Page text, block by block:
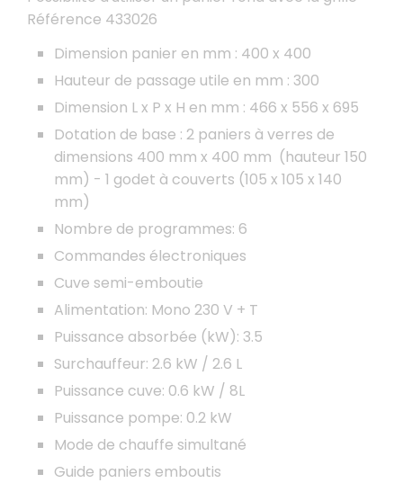
Référence 433026
Dimension panier en mm : 400 x 400
Hauteur de passage utile en mm : 300
Dimension L x P x H en mm : 466 x 556 x 695
Dotation de base : 2 paniers à verres de
dimensions 400 mm x 400 mm (hauteur 150
mm) - 1 godet à couverts (105 x 105 x 140
mm)
Nombre de programmes: 6
Commandes électroniques
Cuve semi-emboutie
Alimentation: Mono 230 V + T
Puissance absorbée (kW): 3.5
Surchauffeur: 2.6 kW / 2.6 L
Puissance cuve: 0.6 kW / 8L
Puissance pompe: 0.2 kW
Mode de chauffe simultané
Guide paniers emboutis